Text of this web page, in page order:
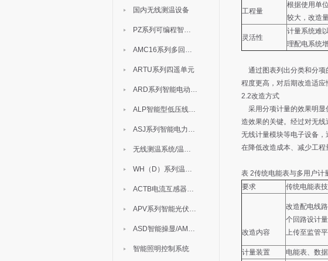
国内无线测温设备
PZ系列可编程智能表
AMC16系列多回路监控装置
ARTU系列四遥单元
ARD系列智能电动机保护器
ALP智能型低压线路保护装置
ASJ系列智能电力继电器
无线测温系统/温度巡检
WH（D）系列温湿度控制器
ACTB电流互感器过电压保护器
APV系列智能光伏汇流箱
ASD智能操显/AM中压保护
智能照明控制系统
工程量
根据使用单
较大，改造
灵活性
计量系统难
理配电系统
通过图表列出分类和分项
程度更高，对后期改造适应
2.2改造方式
采用分项计量的效果明显
造效果的关键。经过对无
无线计量模块等电子设备
在降低改造成本、减少工程
表 2传统电能表与多用户计
要求
传统电能表
改造内容
改造配电线
个回路设计
上传至监管平
计量装置
电能表、数